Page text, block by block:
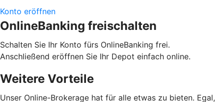
Konto eröffnen
OnlineBanking freischalten
Schalten Sie Ihr Konto fürs OnlineBanking frei.
Anschließend eröffnen Sie Ihr Depot einfach online.
Weitere Vorteile
Unser Online-Brokerage hat für alle etwas zu bieten. Egal,